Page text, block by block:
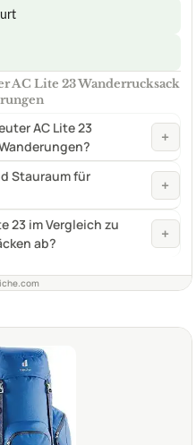
AC Lite 23 Wanderrucksack
AC Lite 23
+
Stauraum für
+
23 im Vergleich zu
ab?
+